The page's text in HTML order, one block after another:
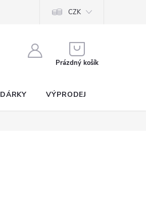
CZK
KOŠÍK
Prázdný košík
DÁRKY VÝPRODEJ